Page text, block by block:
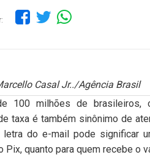
Casal Jr../Agência Brasil
100 milhões de brasileiros,
taxa é também sinônimo de
do e-mail pode significar
quanto para quem recebe o